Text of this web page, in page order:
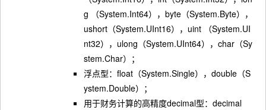
g （System.Int64），byte（System.Byte），
ushort（System.UInt16），uint （System.UI
nt32），ulong（System.UInt64），char（Sy
stem.Char）；
浮点型：float（System.Single），double（S
ystem.Double）；
用于财务计算的高精度decimal型：decimal